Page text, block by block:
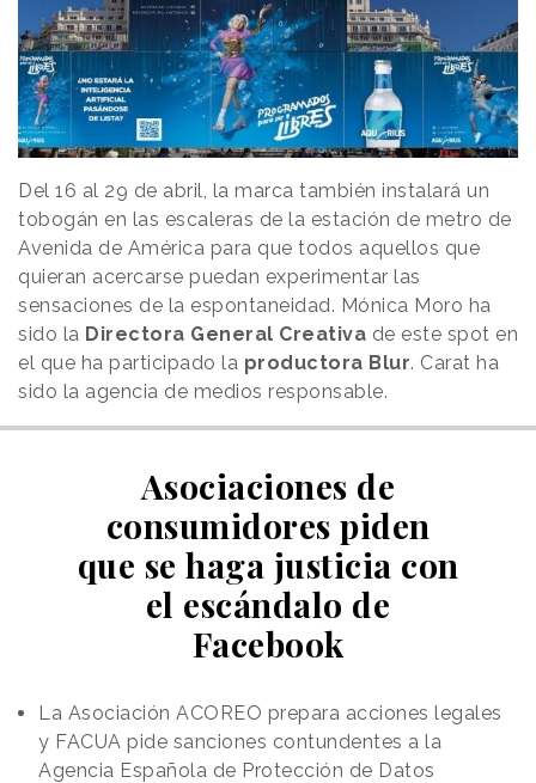
Del 16 al 29 de abril, la marca también instalará un
tobogán en las escaleras de la estación de metro de
Avenida de América para que todos aquellos que
quieran acercarse puedan experimentar las
sensaciones de la espontaneidad. Mónica Moro ha
sido la Directora General Creativa de este spot en
el que ha participado la productora Blur. Carat ha
sido la agencia de medios responsable.
Asociaciones de
consumidores piden
que se haga justicia con
el escándalo de
Facebook
La Asociación ACOREO prepara acciones legales
y FACUA pide sanciones contundentes a la
Agencia Española de Protección de Datos